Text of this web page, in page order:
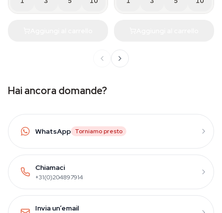
Hai ancora domande?
WhatsApp Torniamo presto
Chiamaci
+31(0)204897914
Invia un’email